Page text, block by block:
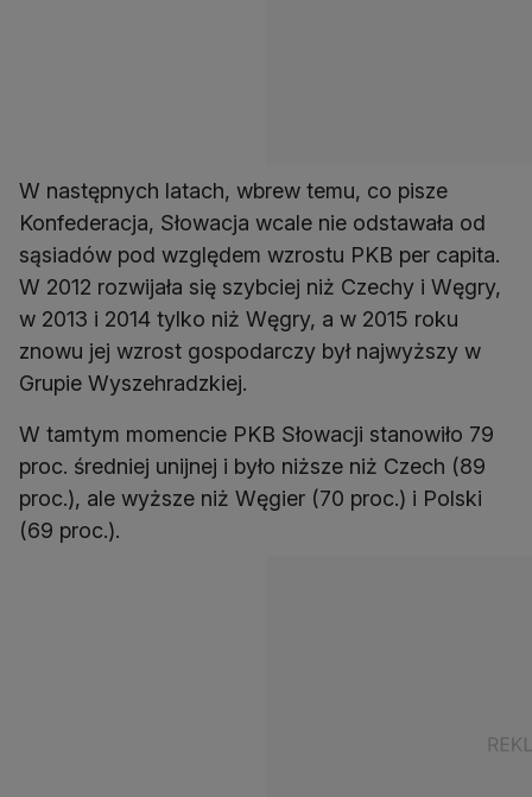
W następnych latach, wbrew temu, co pisze
Konfederacja, Słowacja wcale nie odstawała od
sąsiadów pod względem wzrostu PKB per capita.
W 2012 rozwijała się szybciej niż Czechy i Węgry,
w 2013 i 2014 tylko niż Węgry, a w 2015 roku
znowu jej wzrost gospodarczy był najwyższy w
Grupie Wyszehradzkiej.
W tamtym momencie PKB Słowacji stanowiło 79
proc. średniej unijnej i było niższe niż Czech (89
proc.), ale wyższe niż Węgier (70 proc.) i Polski
(69 proc.).